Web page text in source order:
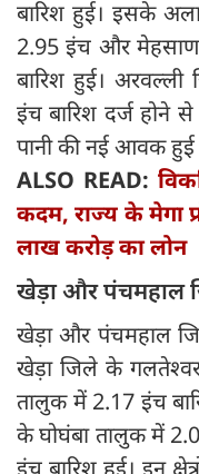
बारिश हुई। इसके
2.95 इंच और
बारिश हुई।
इंच बारिश दर्ज होने
पानी की नई आवक हुई
ALSO READ:
कदम, राज्य के मेगा
लाख करोड़ का लोन
खेड़ा और पंचमहाल
खेड़ा और पंचमहाल
खेड़ा जिले के
तालुक में 2.17 इंच
के घोघंबा तालुक में